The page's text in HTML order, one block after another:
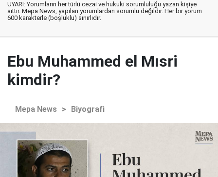
UYARI: Yorumların her türlü cezai ve hukuki sorumluluğu yazan kişiye
aittir. Mepa News, yapılan yorumlardan sorumlu değildir. Her bir yorum
600 karakterle (boşluklu) sınırlıdır.
Ebu Muhammed el Mısri
kimdir?
Mepa News > Biyografi